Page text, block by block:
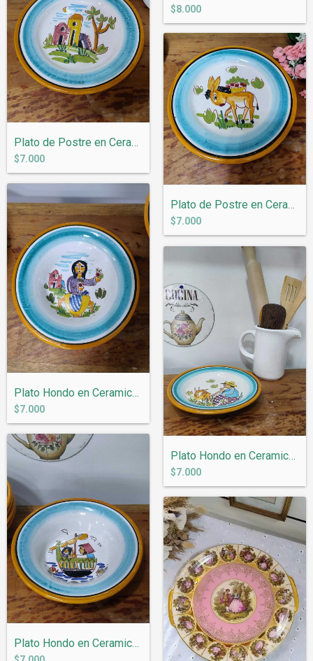
$8.000
Plato de Postre en Ceramica Italiana Vie...
$7.000
Plato de Postre en Ceramica Italiana Vie...
$7.000
Plato Hondo en Ceramica Italiana Vietri...
$7.000
Plato Hondo en Ceramica Italiana Vietri...
$7.000
Plato Hondo en Ceramica Italiana Vietri...